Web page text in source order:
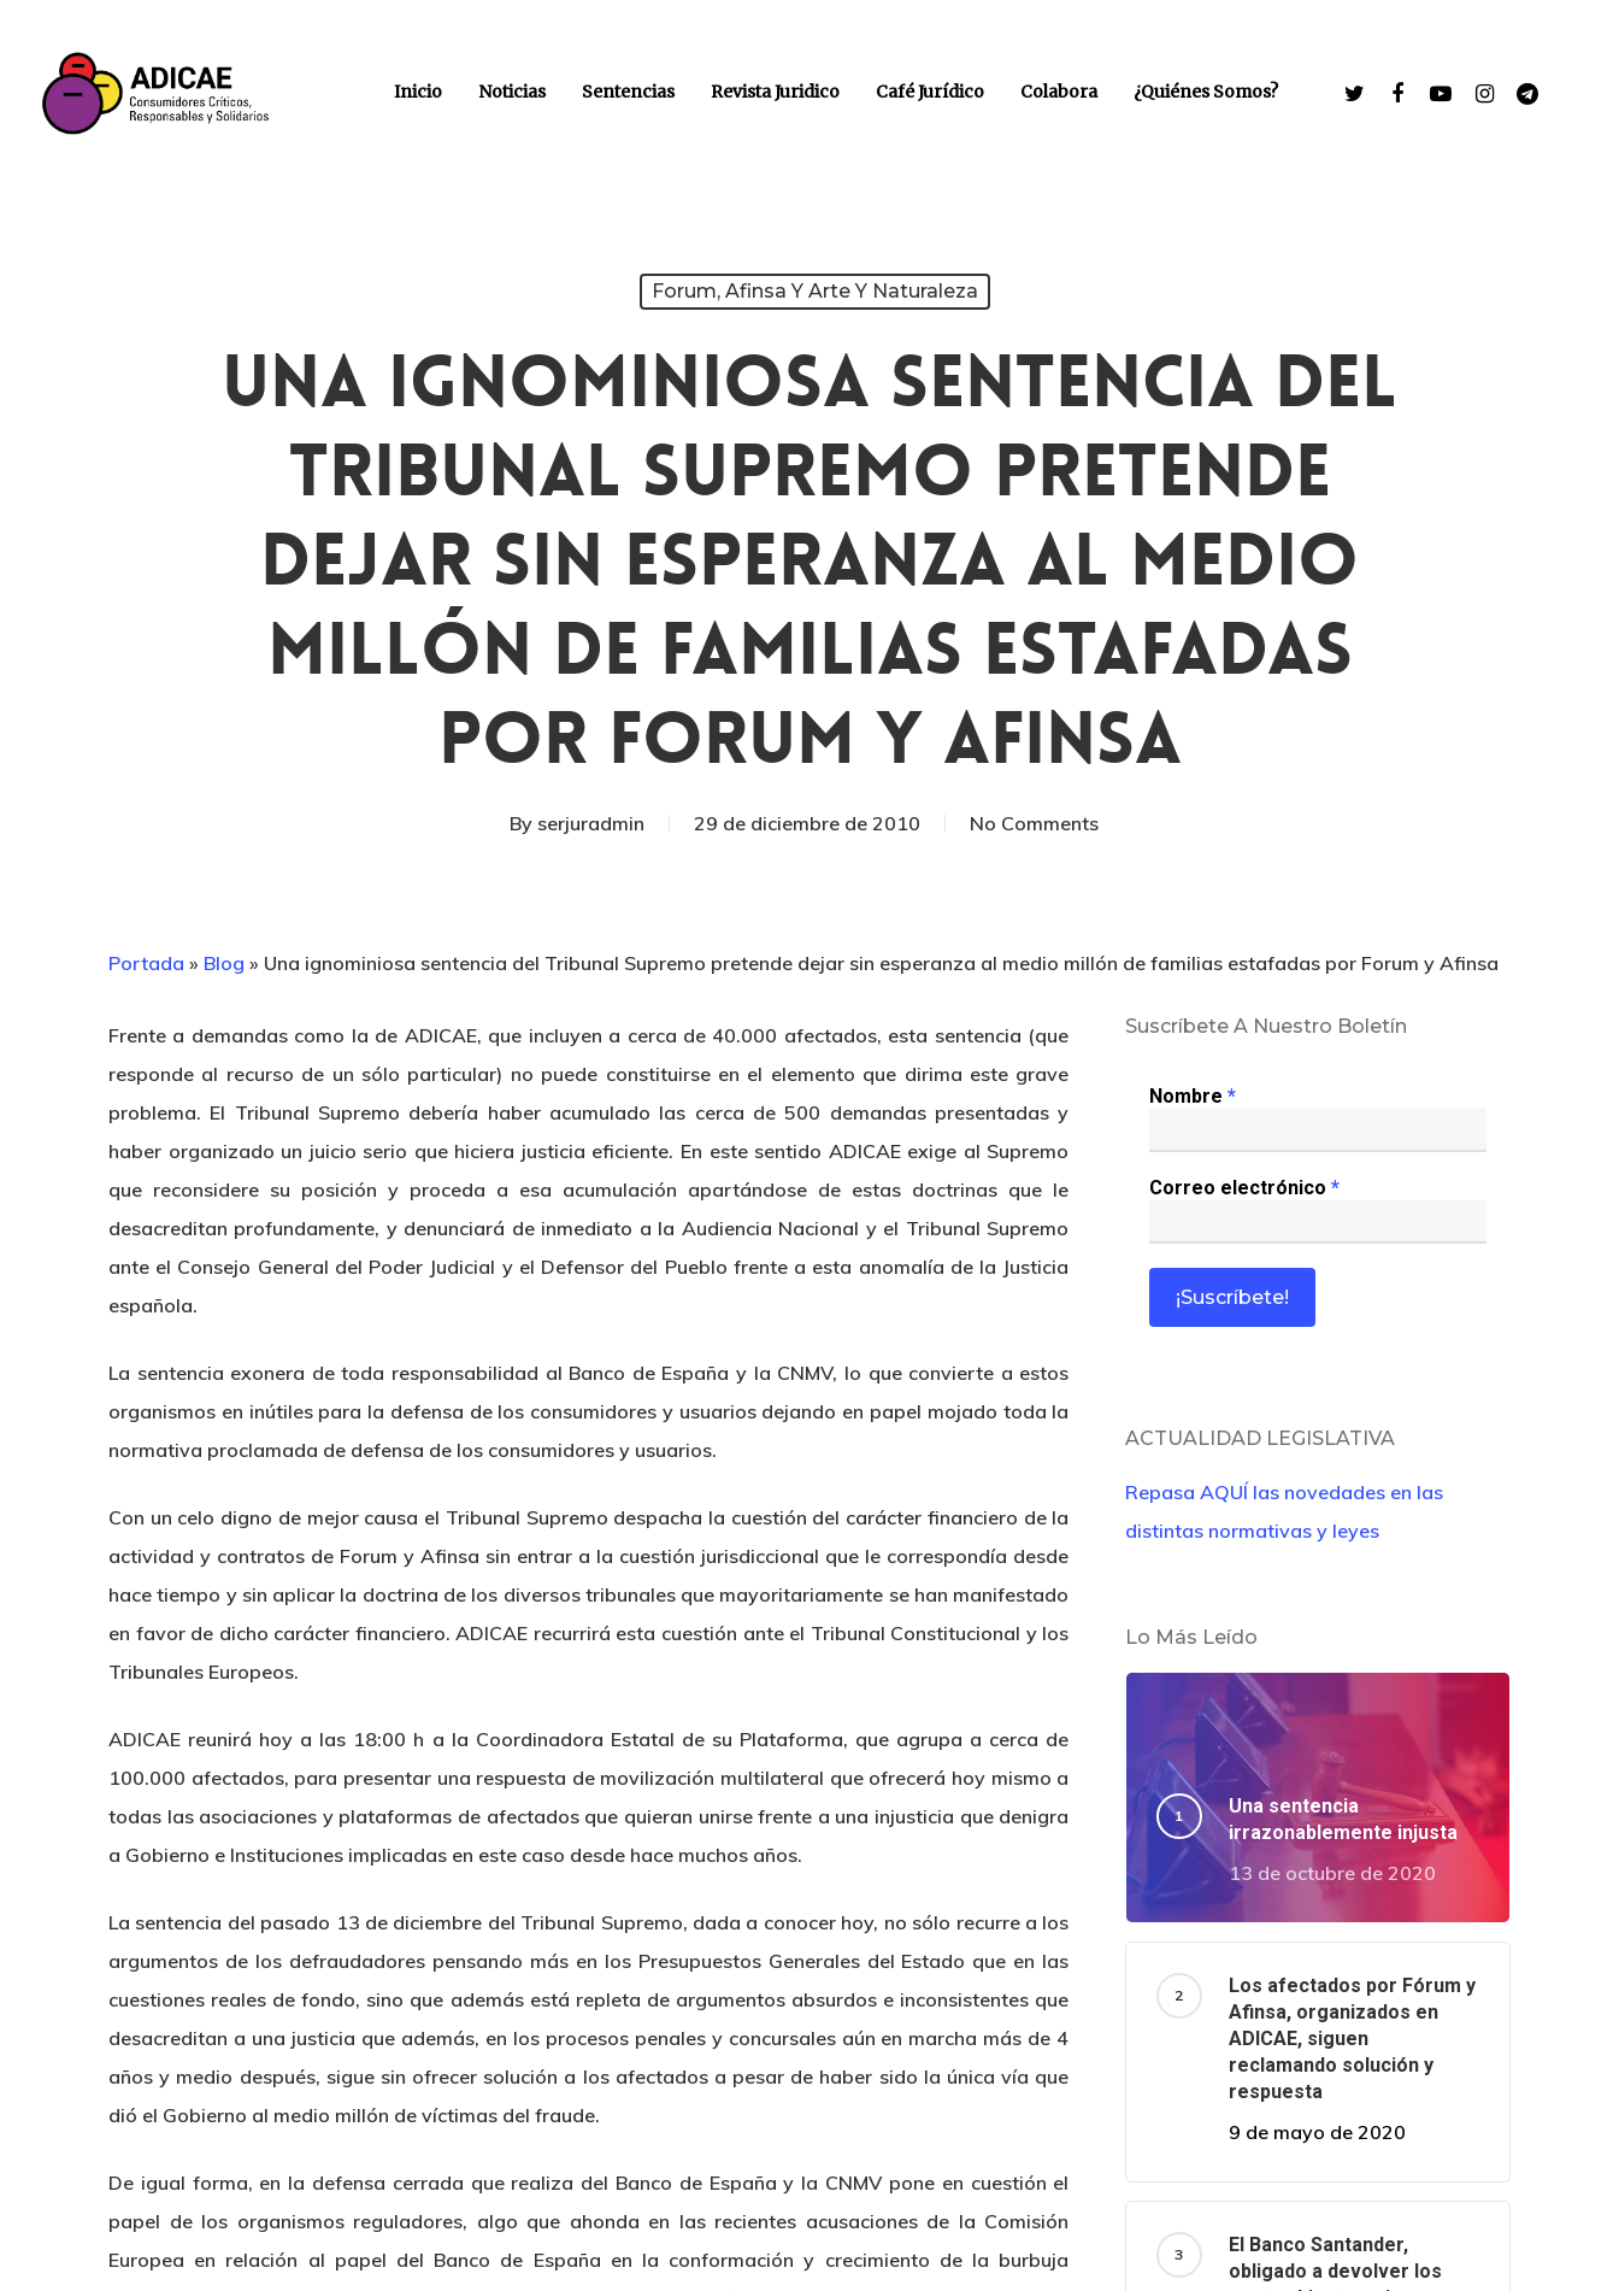
Inicio Noticias Sentencias Revista Juridico Café Jurídico Colabora ¿Quiénes Somos?
Forum, Afinsa Y Arte Y Naturaleza
Una Ignominiosa Sentencia Del
Tribunal Supremo Pretende
Dejar Sin Esperanza Al Medio
Millón De Familias Estafadas
Por Forum Y Afinsa
By serjuradmin 29 de diciembre de 2010 No Comments
Portada » Blog » Una ignominiosa sentencia del Tribunal Supremo pretende dejar sin esperanza al medio millón de familias estafadas por Forum y Afinsa
Frente a demandas como la de ADICAE, que incluyen a cerca de 40.000 afectados, esta sentencia (que
responde al recurso de un sólo particular) no puede constituirse en el elemento que dirima este grave
problema. El Tribunal Supremo debería haber acumulado las cerca de 500 demandas presentadas y
haber organizado un juicio serio que hiciera justicia eficiente. En este sentido ADICAE exige al Supremo
que reconsidere su posición y proceda a esa acumulación apartándose de estas doctrinas que le
desacreditan profundamente, y denunciará de inmediato a la Audiencia Nacional y el Tribunal Supremo
ante el Consejo General del Poder Judicial y el Defensor del Pueblo frente a esta anomalía de la Justicia
española.
La sentencia exonera de toda responsabilidad al Banco de España y la CNMV, lo que convierte a estos
organismos en inútiles para la defensa de los consumidores y usuarios dejando en papel mojado toda la
normativa proclamada de defensa de los consumidores y usuarios.
Con un celo digno de mejor causa el Tribunal Supremo despacha la cuestión del carácter financiero de la
actividad y contratos de Forum y Afinsa sin entrar a la cuestión jurisdiccional que le correspondía desde
hace tiempo y sin aplicar la doctrina de los diversos tribunales que mayoritariamente se han manifestado
en favor de dicho carácter financiero. ADICAE recurrirá esta cuestión ante el Tribunal Constitucional y los
Tribunales Europeos.
ADICAE reunirá hoy a las 18:00 h a la Coordinadora Estatal de su Plataforma, que agrupa a cerca de
100.000 afectados, para presentar una respuesta de movilización multilateral que ofrecerá hoy mismo a
todas las asociaciones y plataformas de afectados que quieran unirse frente a una injusticia que denigra
a Gobierno e Instituciones implicadas en este caso desde hace muchos años.
La sentencia del pasado 13 de diciembre del Tribunal Supremo, dada a conocer hoy, no sólo recurre a los
argumentos de los defraudadores pensando más en los Presupuestos Generales del Estado que en las
cuestiones reales de fondo, sino que además está repleta de argumentos absurdos e inconsistentes que
desacreditan a una justicia que además, en los procesos penales y concursales aún en marcha más de 4
años y medio después, sigue sin ofrecer solución a los afectados a pesar de haber sido la única vía que
dió el Gobierno al medio millón de víctimas del fraude.
De igual forma, en la defensa cerrada que realiza del Banco de España y la CNMV pone en cuestión el
papel de los organismos reguladores, algo que ahonda en las recientes acusaciones de la Comisión
Europea en relación al papel del Banco de España en la conformación y crecimiento de la burbuja
Suscríbete A Nuestro Boletín
Nombre *
Correo electrónico *
ACTUALIDAD LEGISLATIVA
Repasa AQUÍ las novedades en las
distintas normativas y leyes
Lo Más Leído
Una sentencia
irrazonablemente injusta
13 de octubre de 2020
Los afectados por Fórum y
Afinsa, organizados en
ADICAE, siguen
reclamando solución y
respuesta
9 de mayo de 2020
El Banco Santander,
obligado a devolver los